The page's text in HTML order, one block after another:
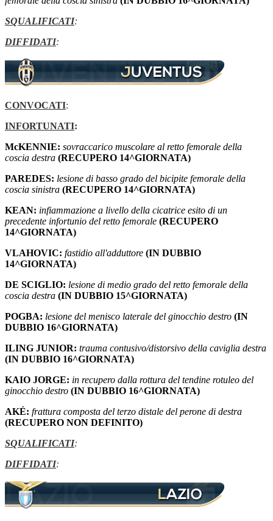
SQUALIFICATI:
DIFFIDATI:
CONVOCATI:
INFORTUNATI:
McKENNIE: sovraccarico muscolare al retto femorale della
coscia destra (RECUPERO 14^GIORNATA)
PAREDES: lesione di basso grado del bicipite femorale della
coscia sinistra (RECUPERO 14^GIORNATA)
KEAN: infiammazione a livello della cicatrice esito di un
precedente infortunio del retto femorale (RECUPERO
14^GIORNATA)
VLAHOVIC: fastidio all'adduttore (IN DUBBIO
14^GIORNATA)
DE SCIGLIO: lesione di medio grado del retto femorale della
coscia destra (IN DUBBIO 15^GIORNATA)
POGBA: lesione del menisco laterale del ginocchio destro (IN
DUBBIO 16^GIORNATA)
ILING JUNIOR: trauma contusivo/distorsivo della caviglia destra
(IN DUBBIO 16^GIORNATA)
KAIO JORGE: in recupero dalla rottura del tendine rotuleo del
ginocchio destro (IN DUBBIO 16^GIORNATA)
AKÉ: frattura composta del terzo distale del perone di destra
(RECUPERO NON DEFINITO)
SQUALIFICATI:
DIFFIDATI: